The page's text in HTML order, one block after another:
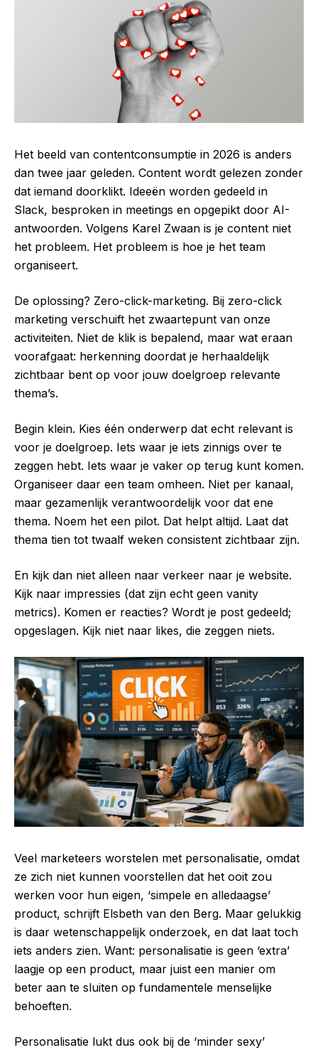
Het beeld van contentconsumptie in 2026 is anders
dan twee jaar geleden. Content wordt gelezen zonder
dat iemand doorklikt. Ideeën worden gedeeld in
Slack, besproken in meetings en opgepikt door AI-
antwoorden. Volgens Karel Zwaan is je content niet
het probleem. Het probleem is hoe je het team
organiseert.
De oplossing? Zero-click-marketing. Bij zero-click
marketing verschuift het zwaartepunt van onze
activiteiten. Niet de klik is bepalend, maar wat eraan
voorafgaat: herkenning doordat je herhaaldelijk
zichtbaar bent op voor jouw doelgroep relevante
thema’s.
Begin klein. Kies één onderwerp dat echt relevant is
voor je doelgroep. Iets waar je iets zinnigs over te
zeggen hebt. Iets waar je vaker op terug kunt komen.
Organiseer daar een team omheen. Niet per kanaal,
maar gezamenlijk verantwoordelijk voor dat ene
thema. Noem het een pilot. Dat helpt altijd. Laat dat
thema tien tot twaalf weken consistent zichtbaar zijn.
En kijk dan niet alleen naar verkeer naar je website.
Kijk naar impressies (dat zijn echt geen vanity
metrics). Komen er reacties? Wordt je post gedeeld;
opgeslagen. Kijk niet naar likes, die zeggen niets.
Veel marketeers worstelen met personalisatie, omdat
ze zich niet kunnen voorstellen dat het ooit zou
werken voor hun eigen, ‘simpele en alledaagse’
product, schrijft Elsbeth van den Berg. Maar gelukkig
is daar wetenschappelijk onderzoek, en dat laat toch
iets anders zien. Want: personalisatie is geen ‘extra’
laagje op een product, maar juist een manier om
beter aan te sluiten op fundamentele menselijke
behoeften.
Personalisatie lukt dus ook bij de ‘minder sexy’